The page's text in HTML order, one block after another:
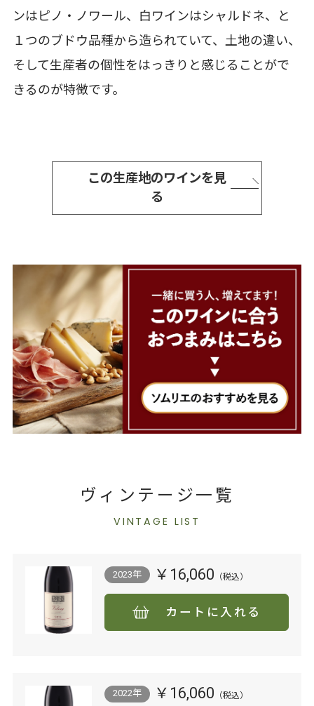
ンはピノ・ノワール、白ワインはシャルドネ、と
１つのブドウ品種から造られていて、土地の違い、
そして生産者の個性をはっきりと感じることがで
きるのが特徴です。
この生産地のワインを見
る
ヴィンテージ一覧
VINTAGE LIST
2023年 ￥16,060
カートに入れる
2022年 ￥16,060